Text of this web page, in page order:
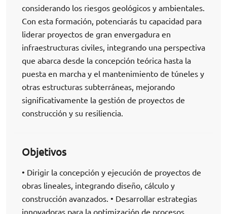
considerando los riesgos geológicos y ambientales.
Con esta formación, potenciarás tu capacidad para
liderar proyectos de gran envergadura en
infraestructuras civiles, integrando una perspectiva
que abarca desde la concepción teórica hasta la
puesta en marcha y el mantenimiento de túneles y
otras estructuras subterráneas, mejorando
significativamente la gestión de proyectos de
construcción y su resiliencia.
Objetivos
• Dirigir la concepción y ejecución de proyectos de
obras lineales, integrando diseño, cálculo y
construcción avanzados. • Desarrollar estrategias
innovadoras para la optimización de procesos